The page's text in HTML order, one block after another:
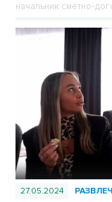
начальник сметно-
27.05.2024